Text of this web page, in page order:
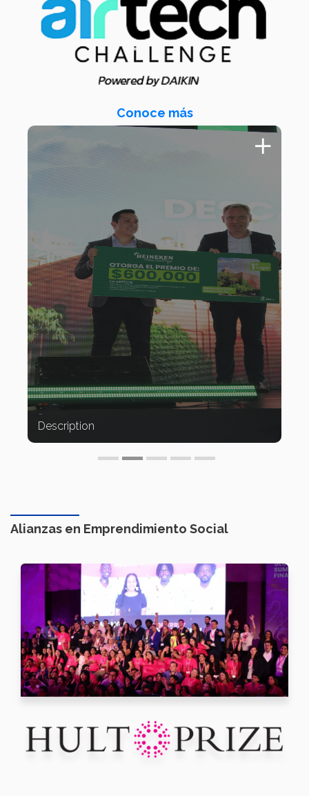
Conoce más
Description
Alianzas en Emprendimiento Social